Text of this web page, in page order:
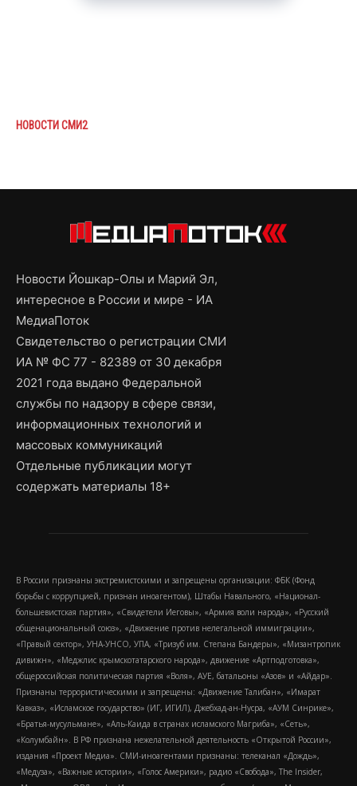
НОВОСТИ СМИ2
Новости Йошкар-Олы и Марий Эл,
интересное в России и мире - ИА
МедиаПоток
Свидетельство о регистрации СМИ
ИА № ФС 77 - 82389 от 30 декабря
2021 года выдано Федеральной
службы по надзору в сфере связи,
информационных технологий и
массовых коммуникаций
Отдельные публикации могут
содержать материалы 18+
В России признаны экстремистскими и запрещены организации: ФБК (Фонд
борьбы с коррупцией, признан иноагентом), Штабы Навального, «Национал-
большевистская партия», «Свидетели Иеговы», «Армия воли народа», «Русский
общенациональный союз», «Движение против нелегальной иммиграции»,
«Правый сектор», УНА-УНСО, УПА, «Тризуб им. Степана Бандеры», «Мизантропик
дивижн», «Меджлис крымскотатарского народа», движение «Артподготовка»,
общероссийская политическая партия «Воля», АУЕ, батальоны «Азов» и «Айдар».
Признаны террористическими и запрещены: «Движение Талибан», «Имарат
Кавказ», «Исламское государство» (ИГ, ИГИЛ), Джебхад-ан-Нусра, «АУМ Синрике»,
«Братья-мусульмане», «Аль-Каида в странах исламского Магриба», «Сеть»,
«Колумбайн». В РФ признана нежелательной деятельность «Открытой России»,
издания «Проект Медиа». СМИ-иноагентами признаны: телеканал «Дождь»,
«Медуза», «Важные истории», «Голос Америки», радио «Свобода», The Insider,